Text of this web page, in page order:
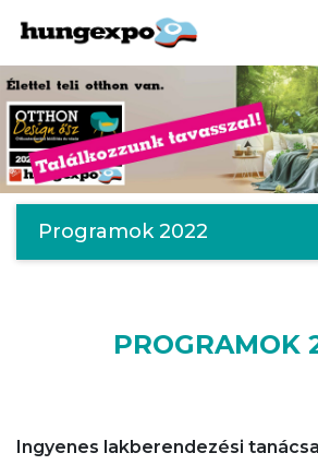
Programok 2022
PROGRAMOK
Ingyenes lakberendezési